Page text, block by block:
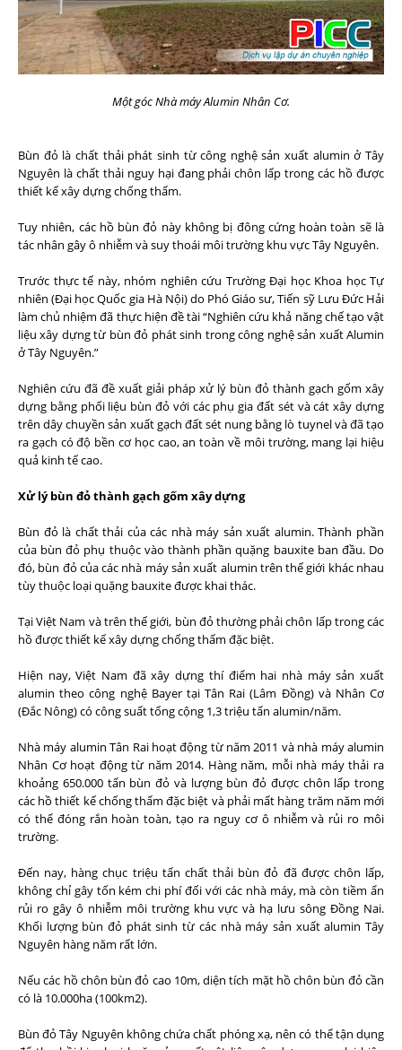
Một góc Nhà máy Alumin Nhân Cơ.
Bùn đỏ là chất thải phát sinh từ công nghệ sản xuất alumin ở Tây
Nguyên là chất thải nguy hại đang phải chôn lấp trong các hồ được
thiết kế xây dựng chống thấm.
Tuy nhiên, các hồ bùn đỏ này không bị đông cứng hoàn toàn sẽ là
tác nhân gây ô nhiễm và suy thoái môi trường khu vực Tây Nguyên.
Trước thực tế này, nhóm nghiên cứu Trường Đại học Khoa học Tự
nhiên (Đại học Quốc gia Hà Nội) do Phó Giáo sư, Tiến sỹ Lưu Đức Hải
làm chủ nhiệm đã thực hiện đề tài “Nghiên cứu khả năng chế tạo vật
liệu xây dựng từ bùn đỏ phát sinh trong công nghệ sản xuất Alumin
ở Tây Nguyên.”
Nghiên cứu đã đề xuất giải pháp xử lý bùn đỏ thành gạch gốm xây
dựng bằng phối liệu bùn đỏ với các phụ gia đất sét và cát xây dựng
trên dây chuyền sản xuất gạch đất sét nung bằng lò tuynel và đã tạo
ra gạch có độ bền cơ học cao, an toàn về môi trường, mang lại hiệu
quả kinh tế cao.
Xử lý bùn đỏ thành gạch gốm xây dựng
Bùn đỏ là chất thải của các nhà máy sản xuất alumin. Thành phần
của bùn đỏ phụ thuộc vào thành phần quặng bauxite ban đầu. Do
đó, bùn đỏ của các nhà máy sản xuất alumin trên thế giới khác nhau
tùy thuộc loại quặng bauxite được khai thác.
Tại Việt Nam và trên thế giới, bùn đỏ thường phải chôn lấp trong các
hồ được thiết kế xây dựng chống thấm đặc biệt.
Hiện nay, Việt Nam đã xây dựng thí điểm hai nhà máy sản xuất
alumin theo công nghệ Bayer tại Tân Rai (Lâm Đồng) và Nhân Cơ
(Đắc Nông) có công suất tổng cộng 1,3 triệu tấn alumin/năm.
Nhà máy alumin Tân Rai hoạt động từ năm 2011 và nhà máy alumin
Nhân Cơ hoạt động từ năm 2014. Hàng năm, mỗi nhà máy thải ra
khoảng 650.000 tấn bùn đỏ và lượng bùn đỏ được chôn lấp trong
các hồ thiết kế chống thấm đặc biệt và phải mất hàng trăm năm mới
có thể đóng rắn hoàn toàn, tạo ra nguy cơ ô nhiễm và rủi ro môi
trường.
Đến nay, hàng chục triệu tấn chất thải bùn đỏ đã được chôn lấp,
không chỉ gây tốn kém chi phí đối với các nhà máy, mà còn tiềm ẩn
rủi ro gây ô nhiễm môi trường khu vực và hạ lưu sông Đồng Nai.
Khối lượng bùn đỏ phát sinh từ các nhà máy sản xuất alumin Tây
Nguyên hàng năm rất lớn.
Nếu các hồ chôn bùn đỏ cao 10m, diện tích mặt hồ chôn bùn đỏ cần
có là 10.000ha (100km2).
Bùn đỏ Tây Nguyên không chứa chất phóng xạ, nên có thể tận dụng